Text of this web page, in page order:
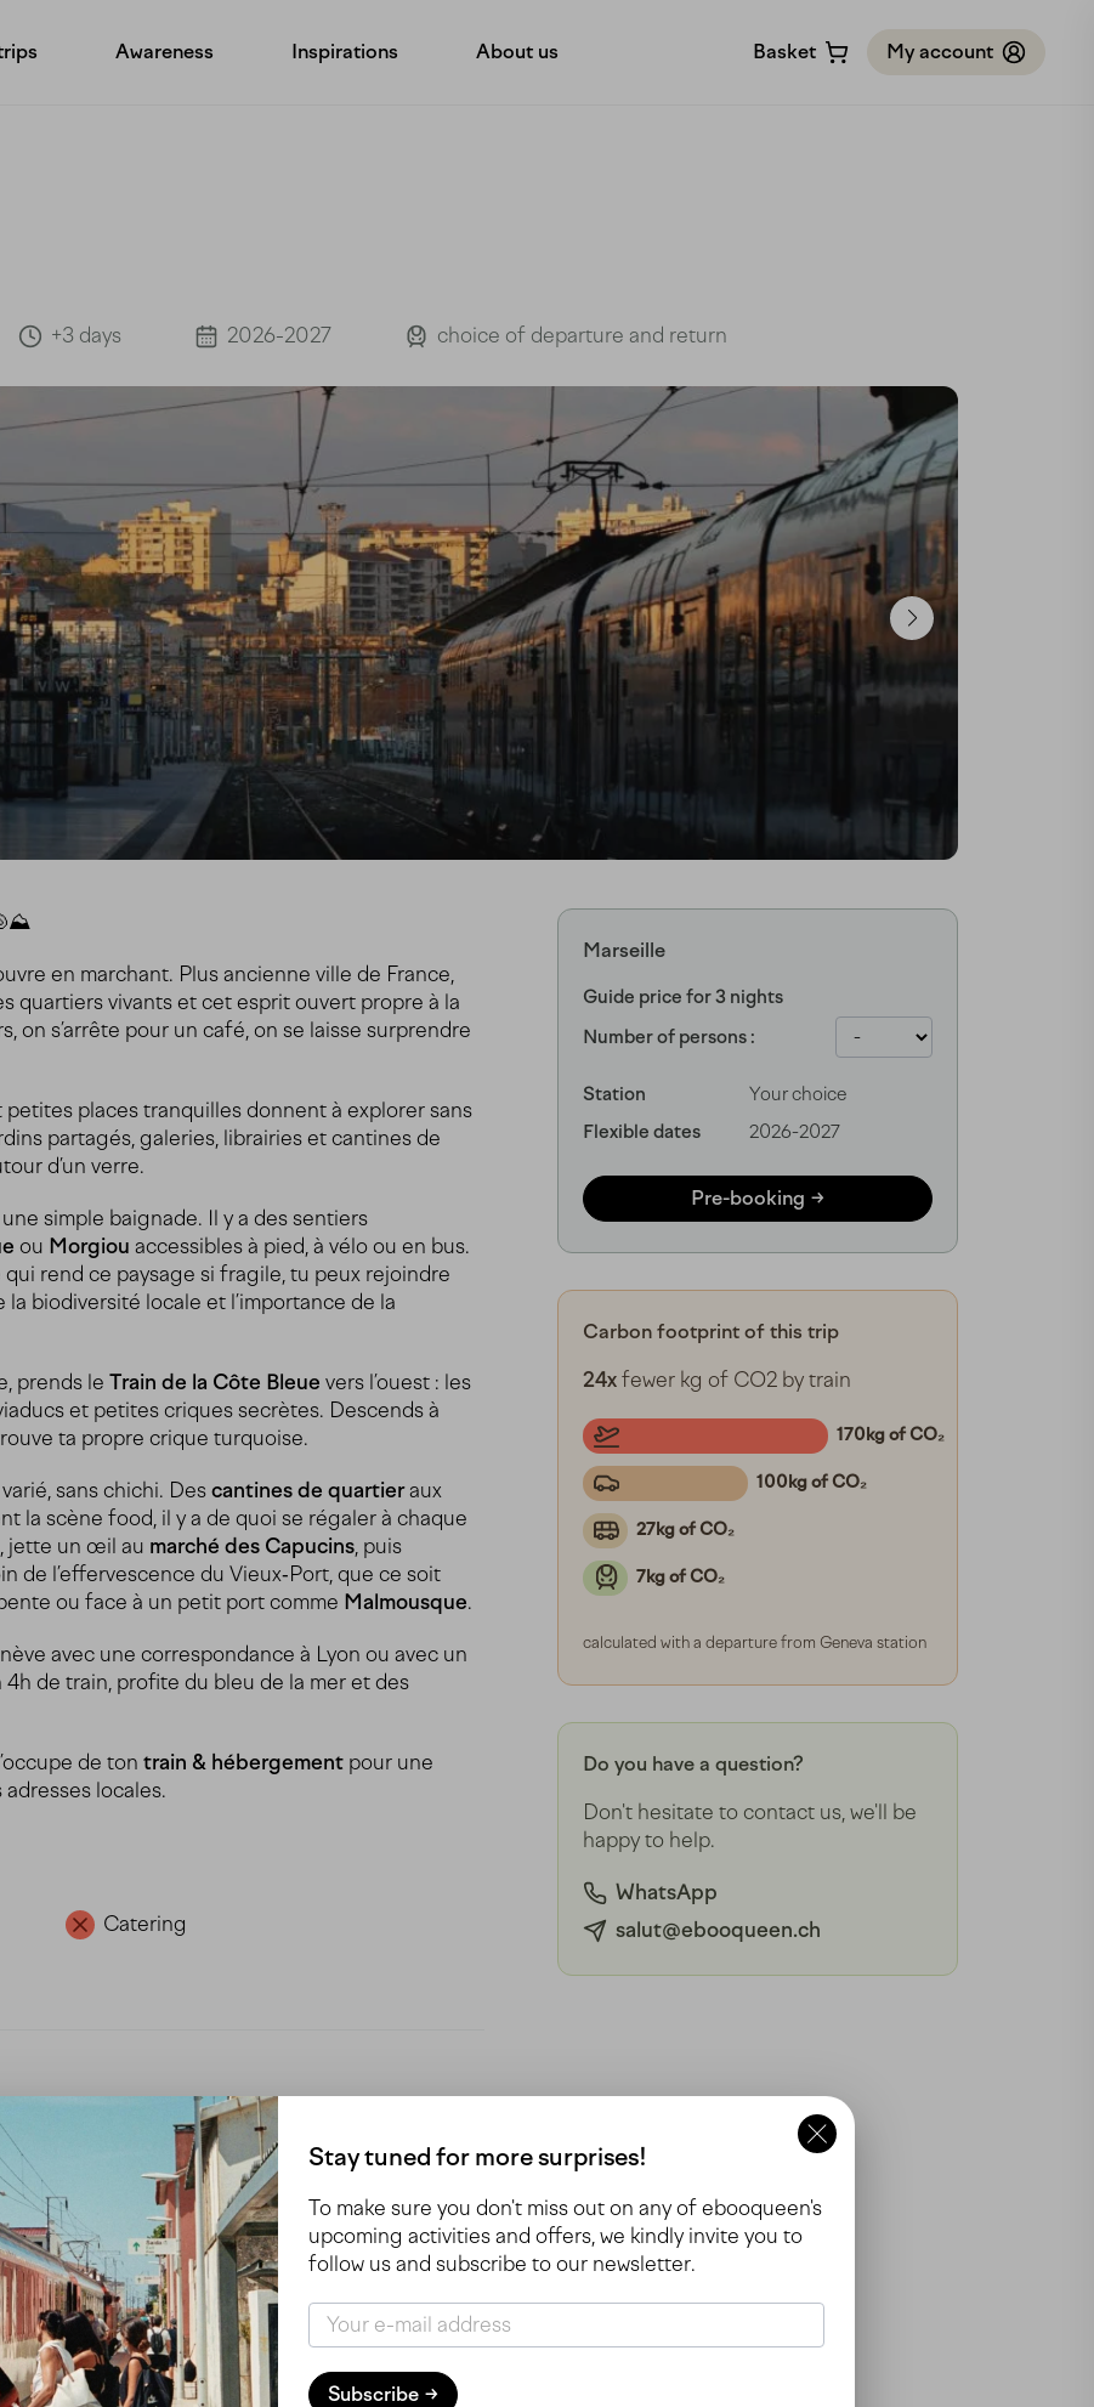
Awareness Inspirations About us Basket My account
+3 days 2026-2027 choice of departure and return
en marchant. Plus ancienne ville de France,
quartiers vivants et cet esprit ouvert propre à la
on s’arrête pour un café, on se laisse surprendre
petites places tranquilles donnent à explorer sans
partagés, galeries, librairies et cantines de
d’un verre.
simple baignade. Il y a des sentiers
ou Morgiou accessibles à pied, à vélo ou en bus.
rend ce paysage si fragile, tu peux rejoindre
biodiversité locale et l’importance de la
prends le Train de la Côte Bleue vers l’ouest : les
et petites criques secrètes. Descends à
ta propre crique turquoise.
sans chichi. Des cantines de quartieraux
la scène food, il y a de quoi se régaler à chaque
jette un œil au marché des Capucins, puis
de l’effervescence du Vieux‑Port, que ce soit
ou face à un petit port comme Malmousque.
avec une correspondance à Lyon ou avec un
de train, profite du bleu de la mer et des
de ton train & hébergement pour une
locales.
Catering
Marseille
Guide price for 3 nights
Number of persons :
Station
Your choice
Flexible dates
2026-2027
Pre-booking
Carbon footprint of this trip
24x fewer kg of CO2 by train
170kg of CO₂
100kg of CO₂
27kg of CO₂
7kg of CO₂
calculated with a departure from Geneva station
Do you have a question?
Don't hesitate to contact us, we'll be
happy to help.
WhatsApp
salut@ebooqueen.ch
Stay tuned for more surprises!
To make sure you don't miss out on any of ebooqueen's
upcoming activities and offers, we kindly invite you to
follow us and subscribe to our newsletter.
Subscribe